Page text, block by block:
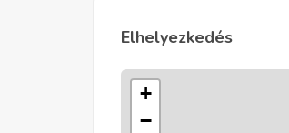
Elhelyezkedés
+
−